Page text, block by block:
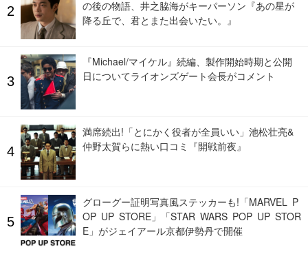
の後の物語、井之脇海がキーパーソン『あの星が
降る丘で、君とまた出会いたい。』
『Michael/マイケル』続編、製作開始時期と公開
日についてライオンズゲート会長がコメント
満席続出!「とにかく役者が全員いい」池松壮亮&
仲野太賀らに熱い口コミ『開戦前夜』
グローグー証明写真風ステッカーも!「MARVEL P
OP UP STORE」「STAR WARS POP UP STOR
E」がジェイアール京都伊勢丹で開催